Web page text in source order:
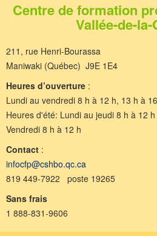
Centre de formation
Vallée-de-
211, rue Henri-Bourassa
Maniwaki (Québec) J9E 1E4
Heures d’ouverture :
Lundi au vendredi 8 h à 12 h, 13 h à
Heures d'été: Lundi au jeudi 8 h à 12
Vendredi 8 h à 12 h
Contact :
infocfp@cshbo.qc.ca
819 449-7922 poste 19265
Sans frais
1 888-831-9606